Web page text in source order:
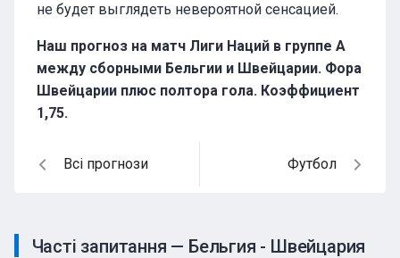
не будет выглядеть невероятной сенсацией.
Наш прогноз на матч Лиги Наций в группе А
между сборными Бельгии и Швейцарии. Фора
Швейцарии плюс полтора гола. Коэффициент
1,75.
Всі прогнози Футбол
Часті запитання — Бельгия - Швейцария